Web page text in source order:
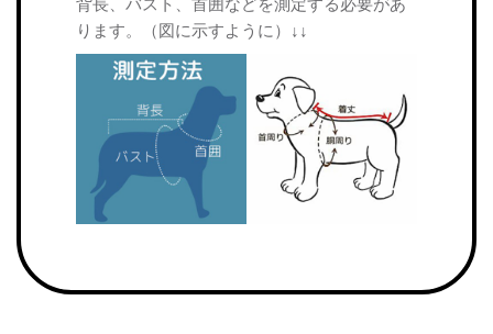
ります。（図に示すように）↓↓